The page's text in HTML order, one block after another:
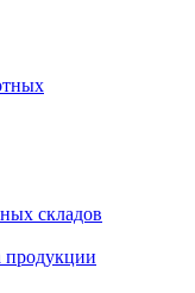
складов
продукции